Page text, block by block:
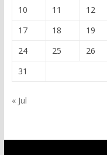
10
11 12
17
18 19
24
25 26
31
« Jul